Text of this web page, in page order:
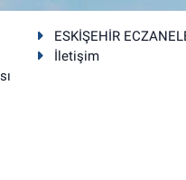
ESKİŞEHİR
İletişim